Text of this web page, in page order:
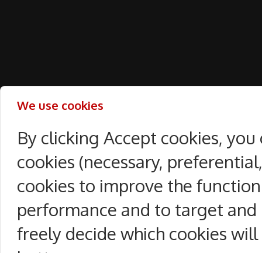
We use cookies
By clicking Accept cookies,
cookies (necessary,
cookies to improve the
performance and to target and
freely decide which cookies